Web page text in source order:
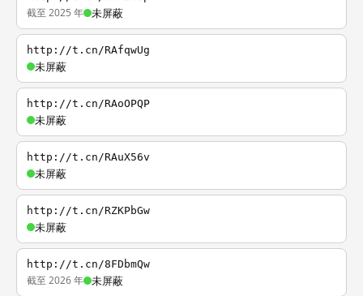
截至 2025 年 未屏蔽
http://t.cn/RAfqwUg
未屏蔽
http://t.cn/RAoOPQP
未屏蔽
http://t.cn/RAuX56v
未屏蔽
http://t.cn/RZKPbGw
未屏蔽
http://t.cn/8FDbmQw
截至 2026 年 未屏蔽